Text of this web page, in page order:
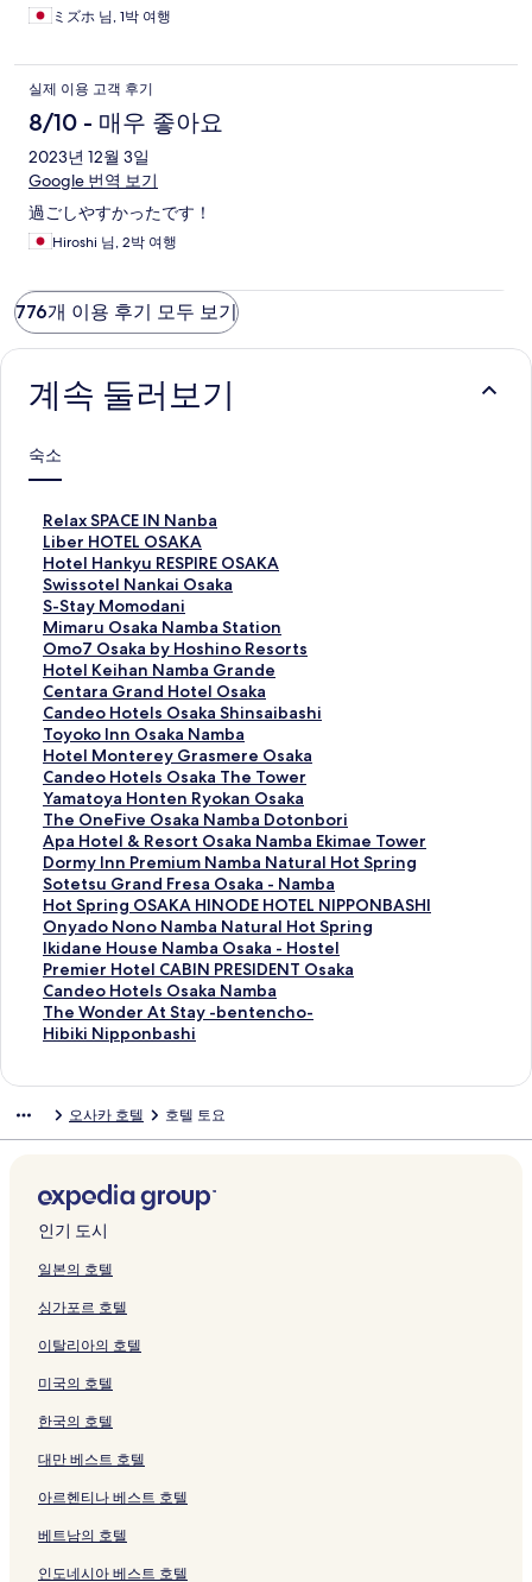
ミズホ 님, 1박 여행
실제 이용 고객 후기
8/10 - 매우 좋아요
2023년 12월 3일
Google 번역 보기
過ごしやすかったです！
Hiroshi 님, 2박 여행
776개 이용 후기 모두 보기
계속 둘러보기
숙소
Relax SPACE IN Nanba
R
e
l
a
x
S
P
A
C
E
I
N
N
a
n
b
a
페
이
지
를
여
는
링
크
Liber HOTEL OSAKA
L
i
b
e
r
H
O
T
E
L
O
S
A
K
A
페
이
지
를
여
는
링
크
Hotel Hankyu RESPIRE OSAKA
H
o
t
e
l
H
a
n
k
y
u
R
E
S
P
I
R
E
O
S
A
K
A
를
여
크
Swissotel Nankai Osaka
S
w
i
s
s
o
t
e
l
N
a
n
k
a
i
O
s
a
k
a
페
이
는
링
S-Stay Momodani
S
-
S
t
a
y
M
o
m
o
d
a
n
i
페
이
지
를
여
는
링
Mimaru Osaka Namba Station
M
i
m
a
r
u
O
s
a
k
a
N
a
m
b
a
S
t
a
t
페
이
여
는
링
크
Omo7 Osaka by Hoshino Resorts
O
m
o
7
O
s
a
k
a
b
y
H
o
s
h
i
n
o
R
t
이
지
를
여
링
Hotel Keihan Namba Grande
H
o
t
e
l
K
e
i
h
a
n
N
a
m
b
a
G
r
페
를
여
는
링
Centara Grand Hotel Osaka
C
e
n
t
a
r
a
G
r
a
n
d
H
o
t
e
l
a
지
를
여
는
크
Candeo Hotels Osaka Shinsaibashi
C
a
n
d
e
o
H
o
t
e
l
s
O
s
a
k
n
i
b
a
s
i
이
지
를
여
링
Toyoko Inn Osaka Namba
T
o
y
o
k
o
I
n
n
O
s
a
k
a
N
페
를
여
는
링
Hotel Monterey Grasmere Osaka
H
o
t
e
l
M
o
n
t
e
r
e
y
G
m
e
O
s
a
k
페
지
를
여
는
크
Candeo Hotels Osaka The Tower
C
a
n
d
e
o
H
o
t
e
l
s
O
T
T
o
w
e
페
지
를
여
는
크
Yamatoya Honten Ryokan Osaka
Y
a
m
a
t
o
y
a
H
o
n
t
o
n
O
s
a
a
이
지
를
여
링
The OneFive Osaka Namba Dotonbori
T
h
e
O
n
e
F
i
v
e
O
N
b
a
D
o
o
b
o
r
i
이
를
는
링
Apa Hotel & Resort Osaka Namba Ekimae Tower
A
p
a
H
o
t
e
l
&
R
t
a
k
a
N
m
a
E
k
i
a
T
w
e
Dormy Inn Premium Namba Natural Hot Spring
D
o
r
m
y
I
n
n
P
u
a
m
b
a
a
u
r
a
l
o
S
r
i
Sotetsu Grand Fresa Osaka - Namba
S
o
t
e
t
s
u
G
F
s
a
O
s
k
-
N
a
m
a
이
를
여
Hot Spring OSAKA HINODE HOTEL NIPPONBASHI
H
o
t
S
p
r
i
A
H
I
N
O
E
O
T
E
L
I
P
N
B
Onyado Nono Namba Natural Hot Spring
O
n
y
a
d
o
N
b
a
N
a
u
a
l
H
o
S
r
n
g
Ikidane House Namba Osaka - Hostel
I
k
i
d
a
u
N
a
m
b
O
a
k
a
-
o
t
l
페
Premier Hotel CABIN PRESIDENT Osaka
P
r
e
m
o
l
C
A
B
N
R
E
S
I
E
T
s
a
Candeo Hotels Osaka Namba
C
a
n
o
l
s
O
s
k
N
a
m
b
페
지
여
는
The Wonder At Stay -bentencho-
T
h
d
A
t
S
t
y
b
e
n
t
n
h
-
페
Hibiki Nipponbashi
H
i
p
p
o
n
a
h
i
페
이
를
는
크
오사카 호텔 호텔 토요
인기 도시
일본의 호텔
싱가포르 호텔
이탈리아의 호텔
미국의 호텔
한국의 호텔
대만 베스트 호텔
아르헨티나 베스트 호텔
베트남의 호텔
인도네시아 베스트 호텔